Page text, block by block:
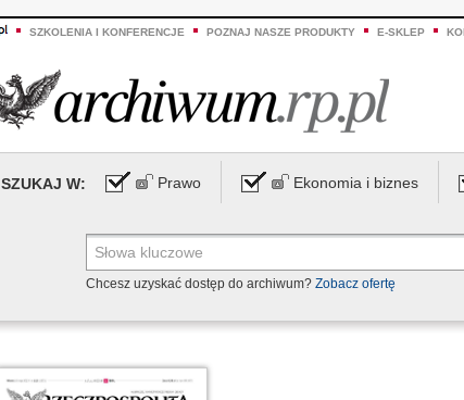
SZKOLENIA I KONFERENCJE POZNAJ NASZE PRODUKTY E-SKLEP
SZUKAJ W: Prawo Ekonomia i biznes
Chcesz uzyskać dostęp do archiwum? Zobacz ofertę